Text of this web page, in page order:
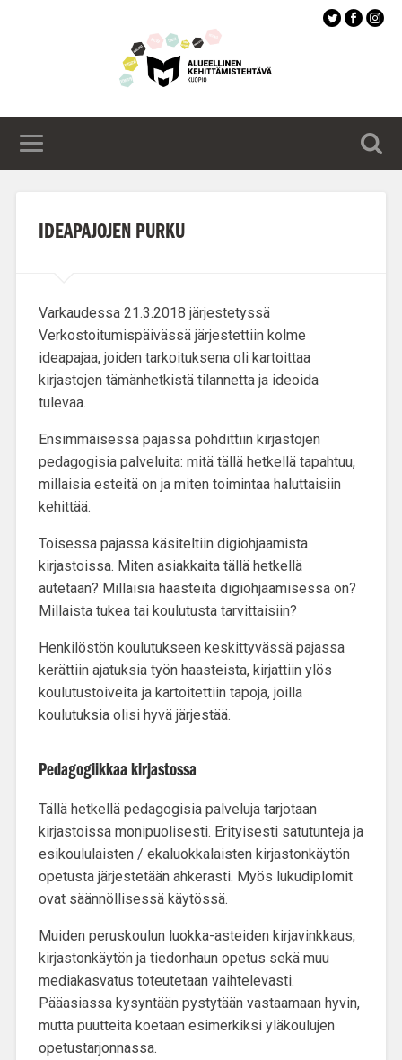
IDEAPAJOJEN PURKU
Varkaudessa 21.3.2018 järjestetyssä
Verkostoitumispäivässä järjestettiin kolme
ideapajaa, joiden tarkoituksena oli kartoittaa
kirjastojen tämänhetkistä tilannetta ja ideoida
tulevaa.
Ensimmäisessä pajassa pohdittiinkirjastojen
pedagogisia palveluita: mitä tällä hetkellä tapahtuu,
millaisia esteitä on ja miten toimintaa haluttaisiin
kehittää.
Toisessa pajassa käsiteltiin digiohjaamista
kirjastoissa. Miten asiakkaita tällä hetkellä
autetaan? Millaisia haasteita digiohjaamisessa on?
Millaista tukea tai koulutusta tarvittaisiin?
Henkilöstön koulutukseenkeskittyvässä pajassa
kerättiin ajatuksia työn haasteista, kirjattiin ylös
koulutustoiveita ja kartoitettiin tapoja, joilla
koulutuksia olisi hyvä järjestää.
Pedagogiikkaa kirjastossa
Tällä hetkellä pedagogisia palveluja tarjotaan
kirjastoissa monipuolisesti. Erityisesti satutunteja ja
esikoululaisten / ekaluokkalaisten kirjastonkäytön
opetusta järjestetään ahkerasti. Myös lukudiplomit
ovat säännöllisessä käytössä.
Muiden peruskoulun luokka-asteiden kirjavinkkaus,
kirjastonkäytön ja tiedonhaun opetus sekä muu
mediakasvatus toteutetaan vaihtelevasti.
Pääasiassa kysyntään pystytään vastaamaan hyvin,
mutta puutteita koetaan esimerkiksi yläkoulujen
opetustarjonnassa.